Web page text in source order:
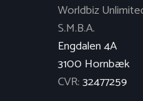
Worldbiz
S.M.B.A.
Engdalen 4A
3100 Hornbæk
CVR:32477259